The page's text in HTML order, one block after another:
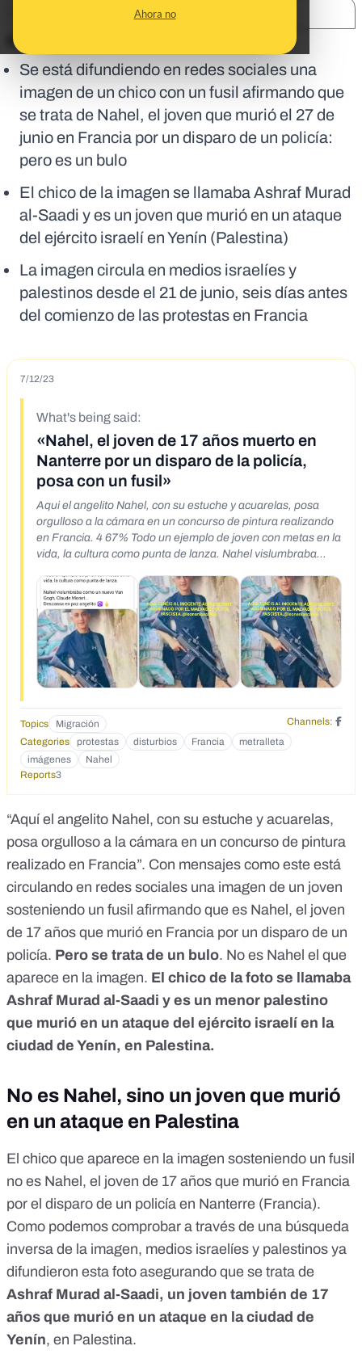
Ahora no
En corto:
Se está difundiendo en redes sociales una
imagen de un chico con un fusil afirmando que
se trata de Nahel, el joven que murió el 27 de
junio en Francia por un disparo de un policía:
pero es un bulo
El chico de la imagen se llamaba Ashraf Murad
al-Saadi y es un joven que murió en un ataque
del ejército israelí en Yenín (Palestina)
La imagen circula en medios israelíes y
palestinos desde el 21 de junio, seis días antes
del comienzo de las protestas en Francia
7/12/23
What's being said:
«Nahel, el joven de 17 años muerto en
Nanterre por un disparo de la policía,
posa con un fusil»
Aqui el angelito Nahel, con su estuche y acuarelas, posa
orgulloso a la cámara en un concurso de pintura realizando
en Francia. 4 67% Todo un ejemplo de joven con metas en la
vida, la cultura como punta de lanza. Nahel vislumbraba
paz angelito ||| 16 O = <
Topics Migración
Channels:
Categories
protestas disturbios Francia
metralleta
imágenes
Nahel
Reports3
“Aquí el angelito Nahel, con su estuche y acuarelas,
posa orgulloso a la cámara en un concurso de pintura
realizado en Francia”. Con mensajes como este está
circulando en redes sociales una imagen de un joven
sosteniendo un fusil afirmando que es Nahel, el joven
de 17 años que murió en Francia por un disparo de un
policía. Pero se trata de un bulo. No es Nahel el que
aparece en la imagen. El chico de la foto se llamaba
Ashraf Murad al-Saadi y es un menor palestino
que murió en un ataque del ejército israelí en la
ciudad de Yenín, en Palestina.
No es Nahel, sino un joven que murió
en un ataque en Palestina
El chico que aparece en la imagen sosteniendo un fusil
no es Nahel, el joven de 17 años que murió en Francia
por el disparo de un policía en Nanterre (Francia).
Como podemos comprobar a través de una búsqueda
inversa de la imagen, medios israelíes y palestinos ya
difundieron esta foto asegurando que se trata de
Ashraf Murad al-Saadi, un joven también de 17
años que murió en un ataque en la ciudad de
Yenín, en Palestina.